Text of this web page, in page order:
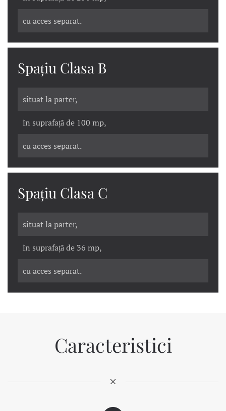
cu acces separat.
Spațiu Clasa B
situat la parter,
în suprafață de 100 mp,
cu acces separat.
Spațiu Clasa C
situat la parter,
în suprafață de 36 mp,
cu acces separat.
Caracteristici